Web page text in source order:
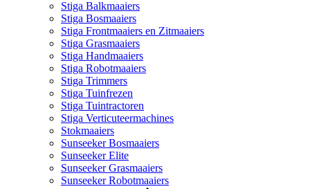
Stiga Balkmaaiers
Stiga Bosmaaiers
Stiga Frontmaaiers en Zitmaaiers
Stiga Grasmaaiers
Stiga Handmaaiers
Stiga Robotmaaiers
Stiga Trimmers
Stiga Tuinfrezen
Stiga Tuintractoren
Stiga Verticuteermachines
Stokmaaiers
Sunseeker Bosmaaiers
Sunseeker Elite
Sunseeker Grasmaaiers
Sunseeker Robotmaaiers